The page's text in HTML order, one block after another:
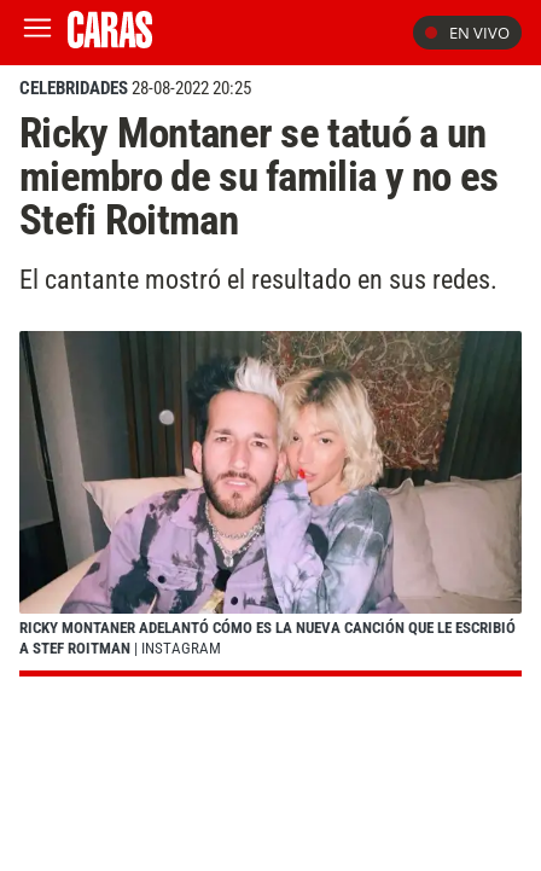
EN VIVO
CELEBRIDADES28-08-2022 20:25
Ricky Montaner se tatuó a un
miembro de su familia y no es
Stefi Roitman
El cantante mostró el resultado en sus redes.
RICKY MONTANER ADELANTÓ CÓMO ES LA NUEVA CANCIÓN QUE LE ESCRIBIÓ
A STEF ROITMAN | INSTAGRAM